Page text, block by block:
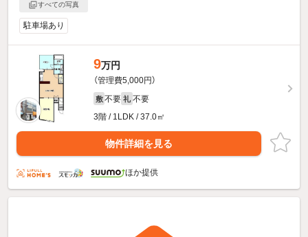
すべての写真
駐車場あり
9万円
（管理費5,000円）
敷 不要 礼 不要
3階 / 1LDK / 37.0㎡
物件詳細を見る
ほか提供